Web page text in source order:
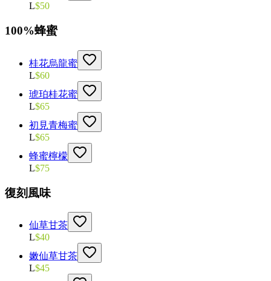
L$50
100%蜂蜜
桂花烏龍蜜
L$60
琥珀桂花蜜
L$65
初見青梅蜜
L$65
蜂蜜檸檬
L$75
復刻風味
仙草甘茶
L$40
嫩仙草甘茶
L$45